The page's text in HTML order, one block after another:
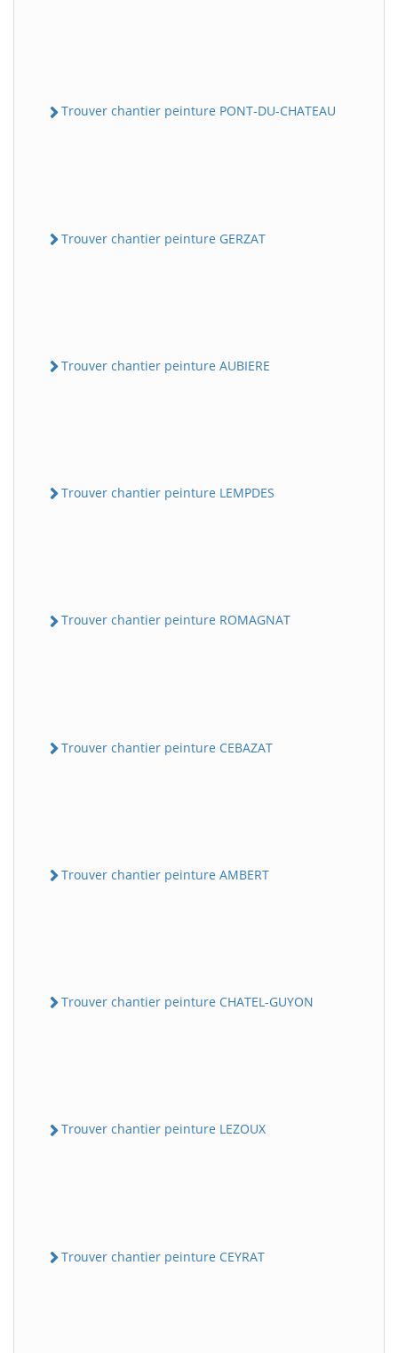
Trouver chantier peinture PONT-DU-CHATEAU
Trouver chantier peinture GERZAT
Trouver chantier peinture AUBIERE
Trouver chantier peinture LEMPDES
Trouver chantier peinture ROMAGNAT
Trouver chantier peinture CEBAZAT
Trouver chantier peinture AMBERT
Trouver chantier peinture CHATEL-GUYON
Trouver chantier peinture LEZOUX
Trouver chantier peinture CEYRAT